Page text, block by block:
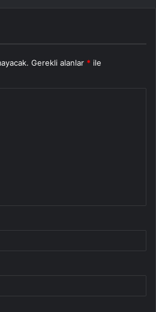
Gerekli alanlar * ile